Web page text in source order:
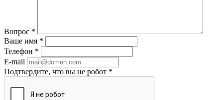
Вопрос *
Ваше имя *
Телефон *
E-mail
Подтвердите, что вы не робот *